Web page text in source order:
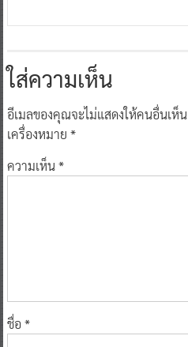
ใส่ความเห็น
อีเมลของคุณจะไม่แสดงให้คนอื่นเห็น
เครื่องหมาย *
ความเห็น*
ชื่อ *